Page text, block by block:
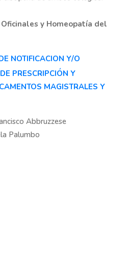
y Homeopatía del
NOTIFICACION Y/O
PRESCRIPCIÓN Y
MAGISTRALES Y
Abbruzzese
Palumbo